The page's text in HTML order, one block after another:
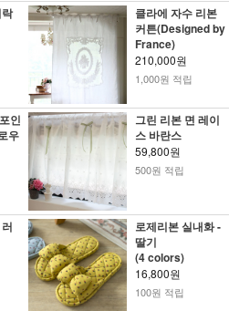
클라에 자수 리본
커튼(Designed by
France)
210,000원
1,000원 적립
인
우
그린 리본 면 레이
스 바란스
59,800원
500원 적립
로제리본 실내화 -
딸기
(4 colors)
16,800원
100원 적립